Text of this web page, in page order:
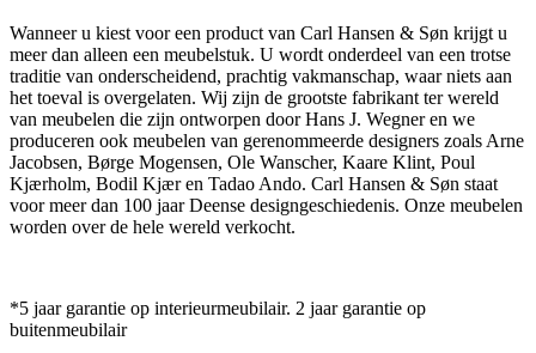
Wanneer u kiest voor een product van Carl Hansen & Søn krijgt u
meer dan alleen een meubelstuk. U wordt onderdeel van een trotse
traditie van onderscheidend, prachtig vakmanschap, waar niets aan
het toeval is overgelaten. Wij zijn de grootste fabrikant ter wereld
van meubelen die zijn ontworpen door Hans J. Wegner en we
produceren ook meubelen van gerenommeerde designers zoals Arne
Jacobsen, Børge Mogensen, Ole Wanscher, Kaare Klint, Poul
Kjærholm, Bodil Kjær en Tadao Ando. Carl Hansen & Søn staat
voor meer dan 100 jaar Deense designgeschiedenis. Onze meubelen
worden over de hele wereld verkocht.
*5 jaar garantie op interieurmeubilair. 2 jaar garantie op
buitenmeubilair